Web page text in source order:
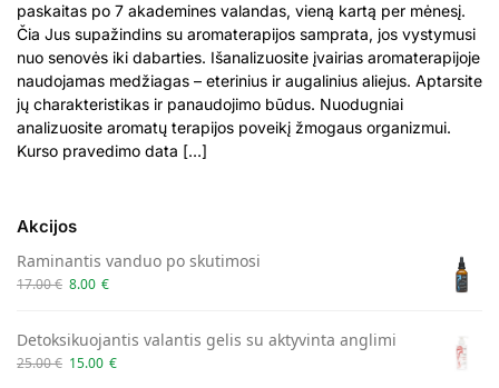
paskaitas po 7 akademines valandas, vieną kartą per mėnesį.
Čia Jus supažindins su aromaterapijos samprata, jos vystymusi
nuo senovės iki dabarties. Išanalizuosite įvairias aromaterapijoje
naudojamas medžiagas – eterinius ir augalinius aliejus. Aptarsite
jų charakteristikas ir panaudojimo būdus. Nuodugniai
analizuosite aromatų terapijos poveikį žmogaus organizmui.
Kurso pravedimo data […]
Akcijos
Raminantis vanduo po skutimosi
17.00€ 8.00 €
Detoksikuojantis valantis gelis su aktyvinta anglimi
25.00€ 15.00 €